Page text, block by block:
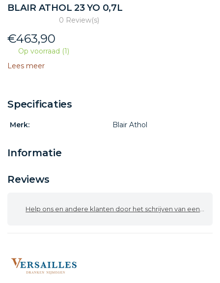
BLAIR ATHOL 23 YO 0,7L
0 Review(s)
€463,90
Op voorraad (1)
Lees meer
Specificaties
Merk: Blair Athol
Informatie
Reviews
Help ons en andere klanten door het schrijven van een review